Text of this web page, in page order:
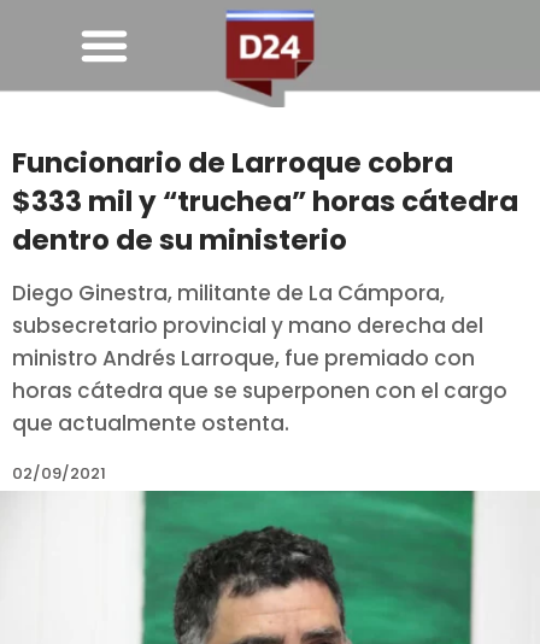
Funcionario de Larroque cobra
$333 mil y “truchea” horas cátedra
dentro de su ministerio
Diego Ginestra, militante de La Cámpora,
subsecretario provincial y mano derecha del
ministro Andrés Larroque, fue premiado con
horas cátedra que se superponen con el cargo
que actualmente ostenta.
02/09/2021